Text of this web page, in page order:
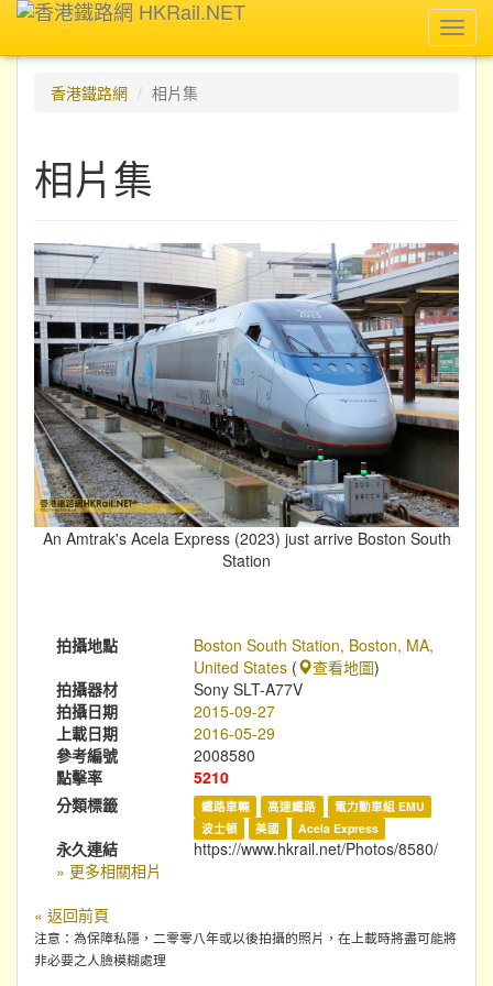
香港鐵路網
相片集
相片集
An Amtrak's Acela Express (2023) just arrive Boston South
Station
拍攝地點
Boston South Station, Boston, MA,
United States ( 查看地圖)
拍攝器材
Sony SLT-A77V
拍攝日期
2015-09-27
上載日期
2016-05-29
參考編號
2008580
點擊率
5210
分類標籤
鐵路車輛 高速鐵路
電力動車組 EMU
波士頓
美國 Acela Express
永久連結
https://www.hkrail.net/Photos/8580/
» 更多相關相片
« 返回前頁
注意：為保障私隱，二零零八年或以後拍攝的照片，在上載時將盡可能將
非必要之人臉模糊處理